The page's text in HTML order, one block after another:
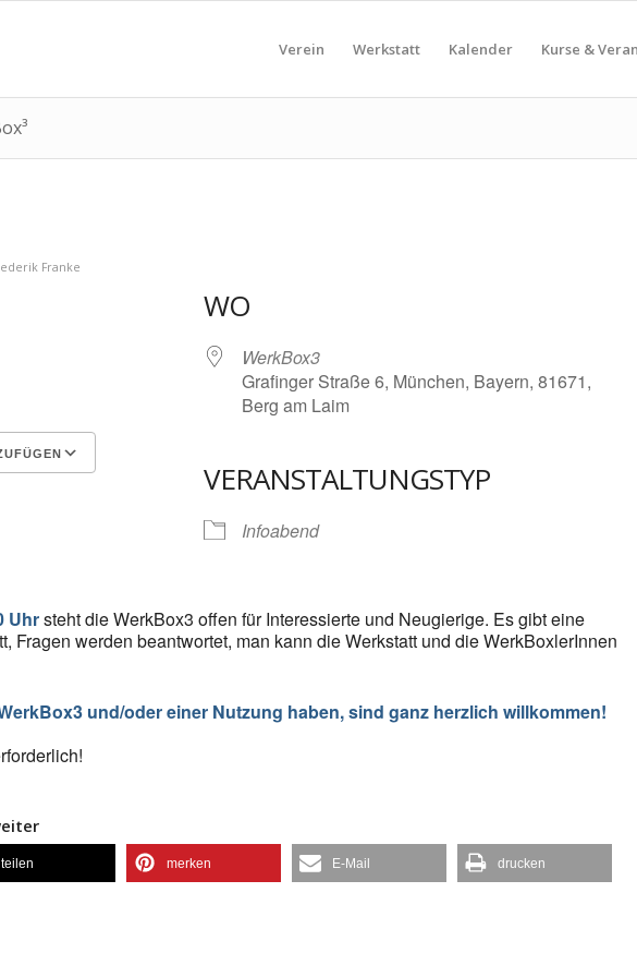
Verein Werkstatt Kalender Kurse &
Franke
Google Kalender iCalendar
WO
WerkBox3
Grafinger Straße 6, München, Bayern, 81671,
Berg am Laim
VERANSTALTUNGSTYP
Infoabend
Uhrsteht die WerkBox3 offen für Interessierte und Neugierige. Es gibt eine
Fragen werden beantwortet, man kann die Werkstatt und die WerkBoxlerInnen
und/oder einer Nutzung haben, sind ganz herzlich willkommen!
teilen merken E-Mail drucken